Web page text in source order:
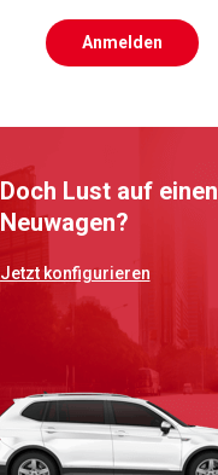
Anmelden
Doch Lust auf einen
Neuwagen?
Jetzt konfigurieren